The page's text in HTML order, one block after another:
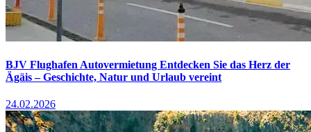
BJV Flughafen Autovermietung Entdecken Sie das Herz der
Ägäis – Geschichte, Natur und Urlaub vereint
24.02.2026